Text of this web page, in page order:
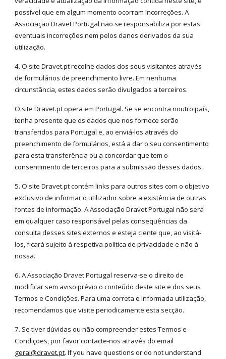
possível que em algum momento ocorram incorreções. A
Associação Dravet Portugal não se responsabiliza por estas
eventuais incorreções nem pelos danos derivados da sua
utilização.
4. O site Dravet.pt recolhe dados dos seus visitantes através
de formulários de preenchimento livre. Em nenhuma
circunstância, estes dados serão divulgados a terceiros.
O site Dravet.pt opera em Portugal. Se se encontra noutro país,
tenha presente que os dados que nos fornece serão
transferidos para Portugal e, ao enviá-los através do
preenchimento de formulários, está a dar o seu consentimento
para esta transferência ou a concordar que tem o
consentimento de terceiros para a submissão desses dados.
5. O site Dravet.pt contém links para outros sites com o objetivo
exclusivo de informar o utilizador sobre a existência de outras
fontes de informação. A Associação Dravet Portugal não será
em qualquer caso responsável pelas consequências da
consulta desses sites externos e esteja ciente que, ao visitá-
los, ficará sujeito à respetiva política de privacidade e não à
nossa.
6. A Associação Dravet Portugal reserva-se o direito de
modificar sem aviso prévio o conteúdo deste site e dos seus
Termos e Condições. Para uma correta e informada utilização,
recomendamos que visite periodicamente esta secção.
7. Se tiver dúvidas ou não compreender estes Termos e
Condições, por favor contacte-nos através do email
geral@dravet.pt. If you have questions or do not understand